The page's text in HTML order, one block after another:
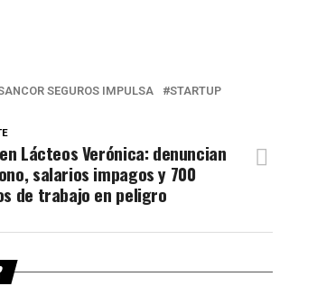
SEGUROS IMPULSA STARTUP
Lácteos Verónica: denuncian
salarios impagos y 700
de trabajo en peligro